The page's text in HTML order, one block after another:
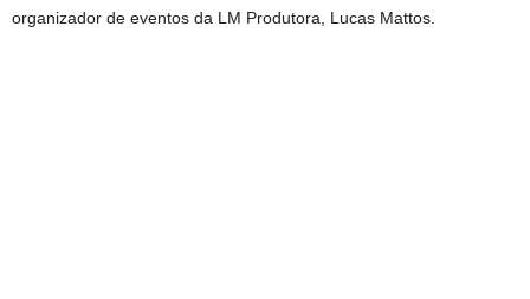
organizador de eventos da LM Produtora, Lucas Mattos.